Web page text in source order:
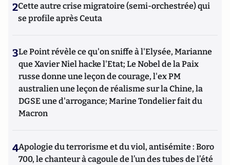
2Cette autre crise migratoire (semi-orchestrée) qui
se profile après Ceuta
3Le Point révèle ce qu'on sniffe à l'Elysée, Marianne
que Xavier Niel hacke l'Etat; Le Nobel de la Paix
russe donne une leçon de courage, l'ex PM
australien une leçon de réalisme sur la Chine, la
DGSE une d'arrogance; Marine Tondelier fait du
Macron
4Apologie du terrorisme et du viol, antisémite : Boro
700, le chanteur à cagoule de l’un des tubes de l’été